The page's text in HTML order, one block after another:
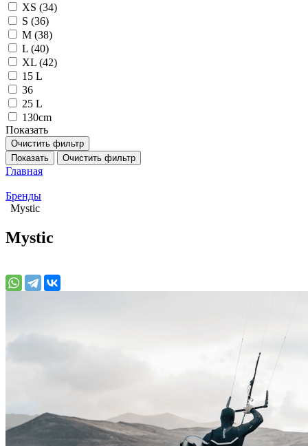
XS (34)
S (36)
M (38)
L (40)
XL (42)
15 L
36
25 L
130cm
Показать
Очистить фильтр
Показать
Очистить фильтр
Главная
Бренды
Mystic
Mystic